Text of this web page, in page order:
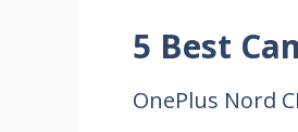
5 Best
OnePlus Nord